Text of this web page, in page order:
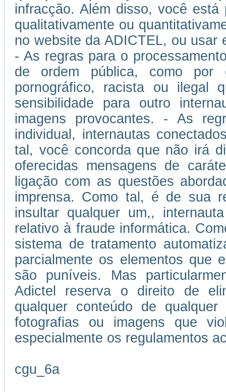
infracção. Além disso, você
qualitativamente ou
no website da ADICTEL, ou usar
- As regras para o
de ordem pública, como por
pornográfico, racista ou ilegal
sensibilidade para outro
imagens provocantes. - As
individual, internautas
tal, você concorda que não irá
oferecidas mensagens de
ligação com as questões
imprensa. Como tal, é de sua
insultar qualquer um,,
relativo à fraude informática.
sistema de tratamento
parcialmente os elementos que
são puníveis. Mas
Adictel reserva o direito de
qualquer conteúdo de
fotografias ou imagens que
especialmente os regulamentos
cgu_6a